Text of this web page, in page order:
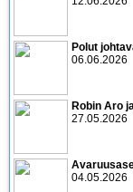
Polut
06.06.2026
Robin Aro
27.05.2026
04.05.2026